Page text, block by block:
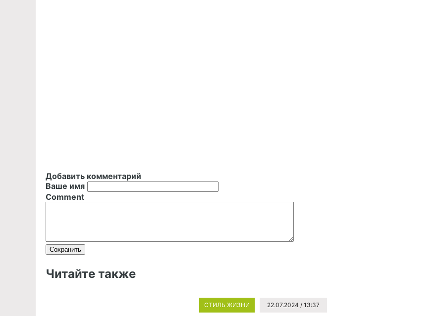
Добавить комментарий
Ваше имя
Comment
Читайте также
СТИЛЬ ЖИЗНИ 22.07.2024 / 13:37